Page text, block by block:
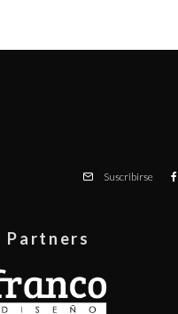
Suscribirse
Partners